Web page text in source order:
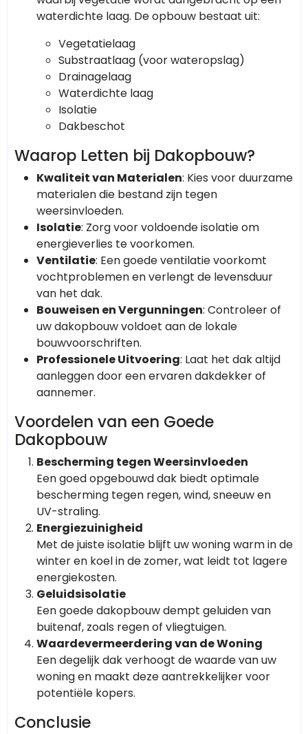
waterdichte laag. De opbouw bestaat uit:
Vegetatielaag
Substraatlaag (voor wateropslag)
Drainagelaag
Waterdichte laag
Isolatie
Dakbeschot
Waarop Letten bij Dakopbouw?
Kwaliteit van Materialen: Kies voor duurzame
materialen die bestand zijn tegen
weersinvloeden.
Isolatie: Zorg voor voldoende isolatie om
energieverlies te voorkomen.
Ventilatie: Een goede ventilatie voorkomt
vochtproblemen en verlengt de levensduur
van het dak.
Bouweisen en Vergunningen: Controleer of
uw dakopbouw voldoet aan de lokale
bouwvoorschriften.
Professionele Uitvoering: Laat het dak altijd
aanleggen door een ervaren dakdekker of
aannemer.
Voordelen van een Goede
Dakopbouw
Bescherming tegen Weersinvloeden
Een goed opgebouwd dak biedt optimale
bescherming tegen regen, wind, sneeuw en
UV-straling.
Energiezuinigheid
Met de juiste isolatie blijft uw woning warm in de
winter en koel in de zomer, wat leidt tot lagere
energiekosten.
Geluidsisolatie
Een goede dakopbouw dempt geluiden van
buitenaf, zoals regen of vliegtuigen.
Waardevermeerdering van de Woning
Een degelijk dak verhoogt de waarde van uw
woning en maakt deze aantrekkelijker voor
potentiële kopers.
Conclusie